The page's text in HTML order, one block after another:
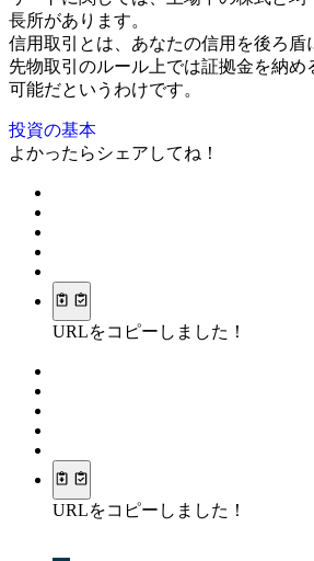
長所があります。
信用取引とは、あなたの信用を後ろ
先物取引のルール上では証拠金を納
可能だというわけです。
投資の基本
よかったらシェアしてね！
URLをコピーしました！
URLをコピーしました！